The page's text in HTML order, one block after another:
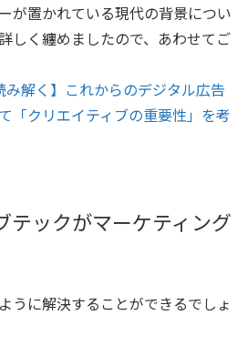
が置かれている現代の背景につい
しく纏めましたので、あわせてご
み解く】これからのデジタル広告
クリエイティブの重要性」を考
テックがマーケティング
うに解決することができるでしょ